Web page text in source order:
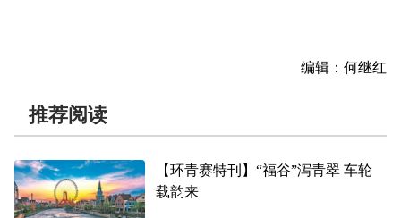
编辑：何继红
推荐阅读
【环青赛特刊】“福谷”泻青翠 车轮
载韵来